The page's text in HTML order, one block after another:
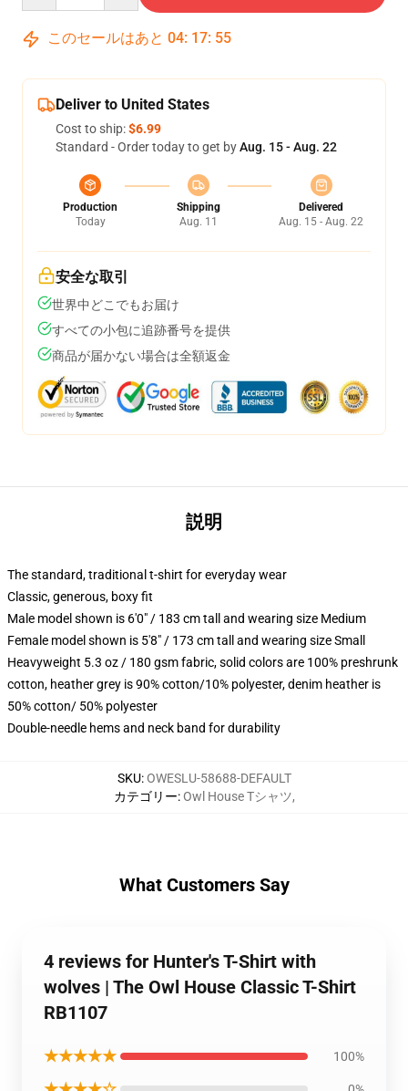
このセールはあと 04: 17: 54
Deliver to United States
Cost to ship:$6.99
Standard - Order today to get byAug. 15 - Aug. 22
Production
Today
Shipping
Aug. 11
Delivered
Aug. 15 - Aug. 22
安全な取引
世界中どこでもお届け
すべての小包に追跡番号を提供
商品が届かない場合は全額返金
説明
The standard, traditional t-shirt for everyday wear
Classic, generous, boxy fit
Male model shown is 6'0" / 183 cm tall and wearing size Medium
Female model shown is 5'8" / 173 cm tall and wearing size Small
Heavyweight 5.3 oz / 180 gsm fabric, solid colors are 100% preshrunk
cotton, heather grey is 90% cotton/10% polyester, denim heather is
50% cotton/ 50% polyester
Double-needle hems and neck band for durability
SKU:OWESLU-58688-DEFAULT
カテゴリー:Owl House Tシャツ,
What Customers Say
4 reviews for Hunter's T-Shirt with
wolves | The Owl House Classic T-Shirt
RB1107
★★★★★ 100%